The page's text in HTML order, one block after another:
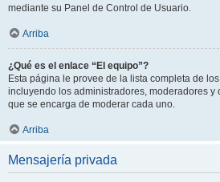
mediante su Panel de Control de Usuario.
Arriba
¿Qué es el enlace “El equipo”?
Esta página le provee de la lista completa de
incluyendo los administradores, moderadores y
que se encarga de moderar cada uno.
Arriba
Mensajería privada